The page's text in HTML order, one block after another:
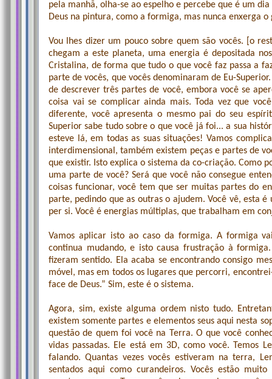
pela manhã, olha-se ao espelho e percebe que é um
Deus na pintura, como a formiga, mas nunca enxerga
Vou lhes dizer um pouco sobre quem são vocês. [o
chegam a este planeta, uma energia é depositada
Cristalina, de forma que tudo o que você faz passa a
parte de vocês, que vocês denominaram de Eu-
de descrever três partes de você, embora você se
coisa vai se complicar ainda mais. Toda vez que
diferente, você apresenta o mesmo pai do seu
Superior sabe tudo sobre o que você já foi... a sua
esteve lá, em todas as suas situações! Vamos
interdimensional, também existem peças e partes de
que existir. Isto explica o sistema da co-criação. Como
uma parte de você? Será que você não consegue
coisas funcionar, você tem que ser muitas partes do
parte, pedindo que as outras o ajudem. Você vê, esta
per si. Você é energias múltiplas, que trabalham em
Vamos aplicar isto ao caso da formiga. A formiga
continua mudando, e isto causa frustração à
fizeram sentido. Ela acaba se encontrando consigo
móvel, mas em todos os lugares que percorri,
face de Deus.” Sim, este é o sistema.
Agora, sim, existe alguma ordem nisto tudo.
existem somente partes e elementos seus aqui nesta
questão de quem foi você na Terra. O que você
vidas passadas. Ele está em 3D, como você. Temos
falando. Quantas vezes vocês estiveram na terra,
sentados aqui como curandeiros. Vocês estão